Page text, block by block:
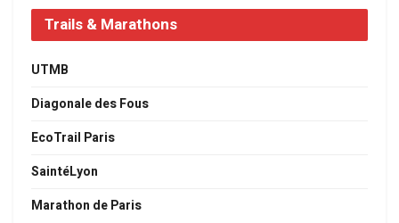
Trails & Marathons
UTMB
Diagonale des Fous
EcoTrail Paris
SaintéLyon
Marathon de Paris